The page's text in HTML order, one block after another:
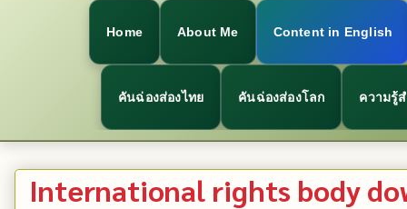
Home About Me Content in English
คันฉ่องส่องไทย คันฉ่องส่องโลก ความรู้
International rights body